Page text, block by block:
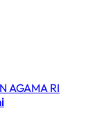
AGAMA RI